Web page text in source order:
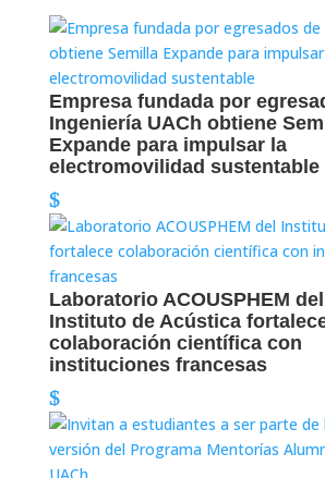
Empresa fundada por
Ingeniería UACh obtiene
Expande para impulsar la
electromovilidad sustentable
Laboratorio ACOUSPHEM del
Instituto de Acústica
colaboración científica con
instituciones francesas